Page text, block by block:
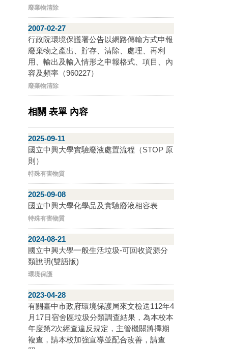
廢棄物清除
2007-02-27
行政院環境保護署公告以網路傳輸方式申報
廢棄物之產出、貯存、清除、處理、再利
用、輸出及輸入情形之申報格式、項目、內
容及頻率（960227）
廢棄物清除
相關 表單 內容
2025-09-11
國立中興大學實驗廢液處置流程（STOP 原
則）
特殊有害物質
2025-09-08
國立中興大學化學品及實驗廢液相容表
特殊有害物質
2024-08-21
國立中興大學一般生活垃圾-可回收資源分
類說明(雙語版)
環境保護
2023-04-28
有關臺中市政府環境保護局來文檢送112年4
月17日宿舍區垃圾分類調查結果，為本校本
年度第2次經查違反規定，主管機關將擇期
複查，請本校加強宣導並配合改善，請查